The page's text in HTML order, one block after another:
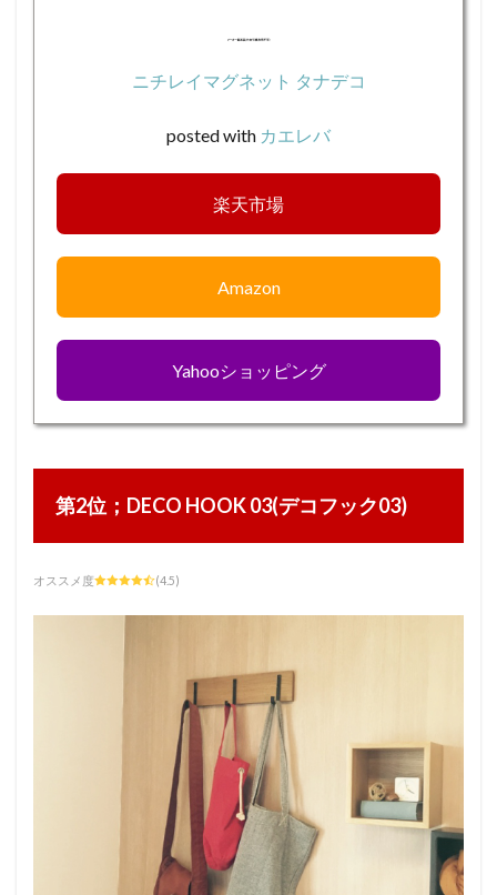
ニチレイマグネット タナデコ
posted with カエレバ
楽天市場
Amazon
Yahooショッピング
第2位；DECO HOOK 03(デコフック03)
オススメ度 (4.5)